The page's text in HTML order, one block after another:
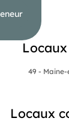
49 -
Locaux